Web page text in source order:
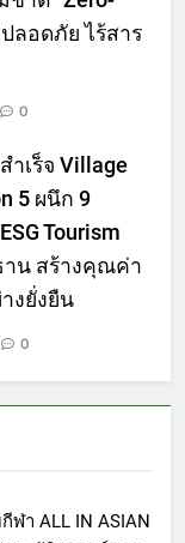
ปลอดภัย ไร้สาร
0
เร็จ Village
5 ผนึก 9
Tourism
น สร้างคุณค่า
งยั่งยืน
0
ฬา ALL IN ASIAN